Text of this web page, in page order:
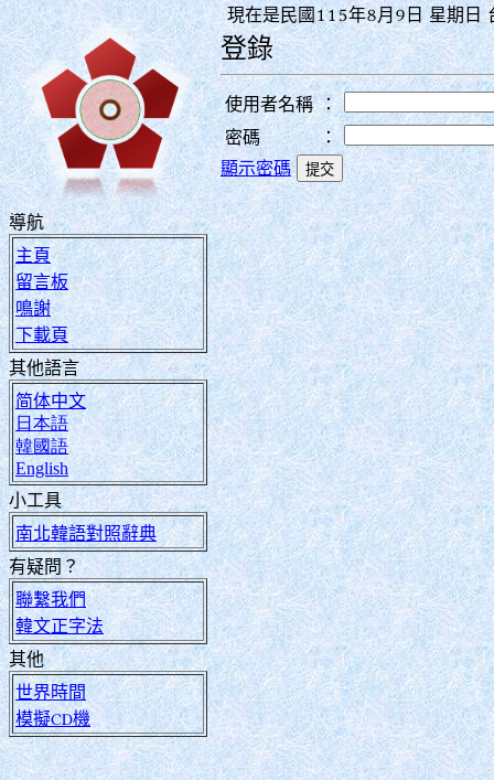
導航
主頁
留言板
鳴謝
下載頁
其他語言
简体中文
日本語
韓國語
English
小工具
南北韓語對照辭典
有疑問？
聯繫我們
韓文正字法
其他
世界時間
模擬CD機
現在是民國115年8月9日 星期
登錄
使用者名稱 ：
密碼
：
顯示密碼